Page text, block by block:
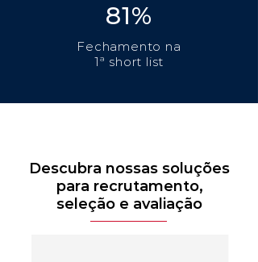
81%
Fechamento na
1ª short list
Descubra nossas soluções
para recrutamento,
seleção e avaliação